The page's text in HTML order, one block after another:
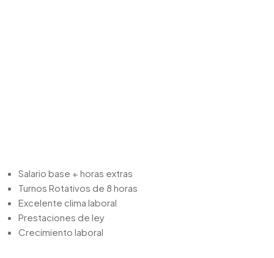
Salario base + horas extras
Turnos Rotativos de 8 horas
Excelente clima laboral
Prestaciones de ley
Crecimiento laboral